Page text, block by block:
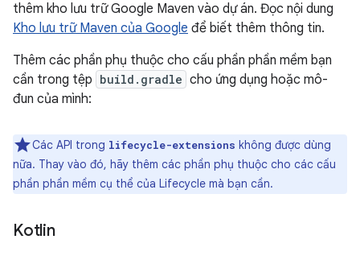
thêm kho lưu trữ Google Maven vào dự án. Đọc nội dung
Kho lưu trữ Maven của Google để biết thêm thông tin.
Thêm các phần phụ thuộc cho cấu phần phần mềm bạn
cần trong tệp build.gradle cho ứng dụng hoặc mô-
đun của mình:
Các API trong lifecycle-extensions không được dùng
nữa. Thay vào đó, hãy thêm các phần phụ thuộc cho các cấu
phần phần mềm cụ thể của Lifecycle mà bạn cần.
Kotlin